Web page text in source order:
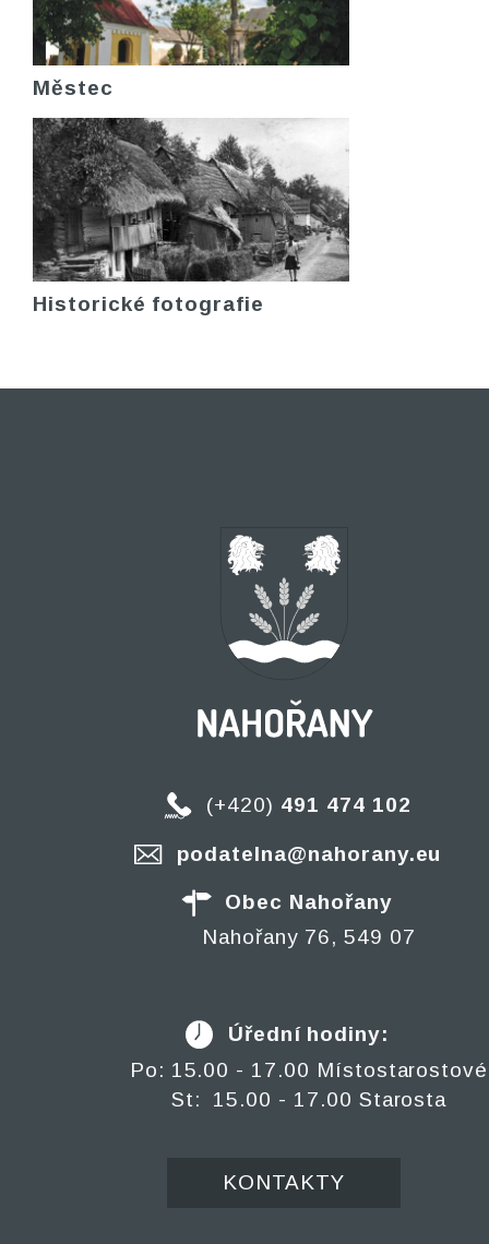
Městec
Historické fotografie
(+420) 491 474 102
podatelna@nahorany.eu
Obec Nahořany
Nahořany 76, 549 07
Úřední hodiny:
Po: 15.00 - 17.00 Místostarostové
St: 15.00 - 17.00 Starosta
KONTAKTY